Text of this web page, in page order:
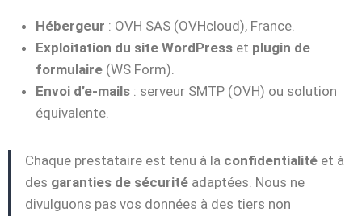
Hébergeur : OVH SAS (OVHcloud), France.
Exploitation du site WordPress et plugin de
formulaire (WS Form).
Envoi d’e-mails : serveur SMTP (OVH) ou solution
équivalente.
Chaque prestataire est tenu à la confidentialité et à
des garanties de sécurité adaptées. Nous ne
divulguons pas vos données à des tiers non